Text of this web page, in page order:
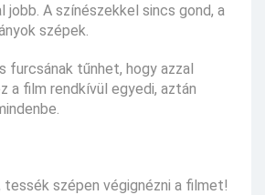
jobb. A színészekkel sincs gond, a
szépek.
furcsának tűnhet, hogy azzal
a film rendkívül egyedi, aztán
tessék szépen végignézni a filmet!